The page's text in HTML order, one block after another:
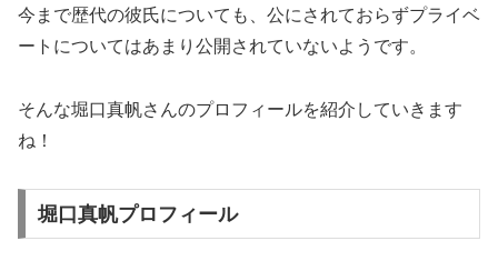
今まで歴代の彼氏についても、公にされておらずプライベ
ートについてはあまり公開されていないようです。
そんな堀口真帆さんのプロフィールを紹介していきます
ね！
堀口真帆プロフィール